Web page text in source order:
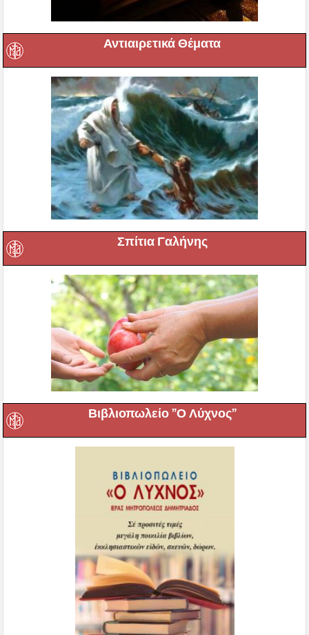
Αντιαιρετικά Θέματα
Σπίτια Γαλήνης
Βιβλιοπωλείο ”Ο Λύχνος”